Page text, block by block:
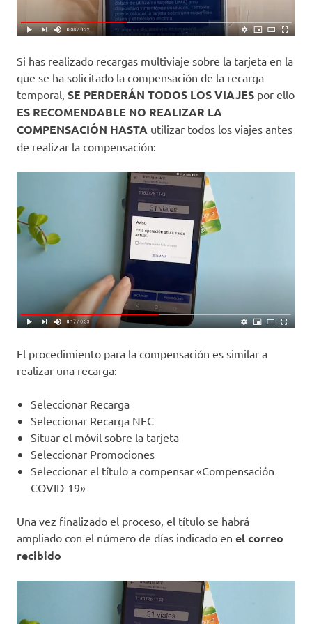
Si has realizado recargas multiviaje sobre la tarjeta en la
que se ha solicitado la compensación de la recarga
temporal, SE PERDERÁN TODOS LOS VIAJES por ello
ES RECOMENDABLE NO REALIZAR LA
COMPENSACIÓN HASTA utilizar todos los viajes antes
de realizar la compensación:
El procedimiento para la compensación es similar a
realizar una recarga:
Seleccionar Recarga
Seleccionar Recarga NFC
Situar el móvil sobre la tarjeta
Seleccionar Promociones
Seleccionar el título a compensar «Compensación
COVID-19»
Una vez finalizado el proceso, el título se habrá
ampliado con el número de días indicado en el correo
recibido